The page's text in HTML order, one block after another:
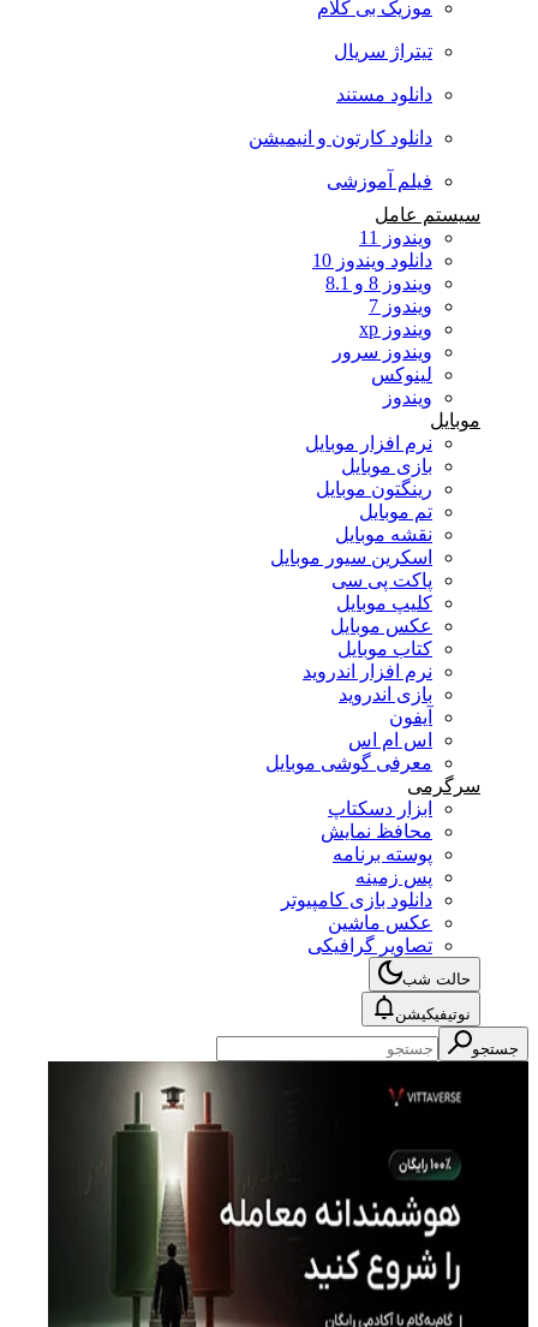
موزیک بی کلام
تیتراژ سریال
دانلود مستند
دانلود کارتون و انیمیشن
فیلم آموزشی
سیستم عامل
ویندوز 11
دانلود ویندوز 10
ویندوز 8 و 8.1
ویندوز 7
ویندوز xp
ویندوز سرور
لینوکس
ویندوز
موبایل
نرم افزار موبایل
بازی موبایل
رینگتون موبایل
تم موبایل
نقشه موبایل
اسکرین سیور موبایل
پاکت پی سی
کلیپ موبایل
عکس موبایل
کتاب موبایل
نرم افزار اندروید
بازی اندروید
آیفون
اس ام اس
معرفی گوشی موبایل
سرگرمی
ابزار دسکتاپ
محافظ نمایش
پوسته برنامه
پس زمینه
دانلود بازی کامپیوتر
عکس ماشین
تصاویر گرافیکی
حالت شب
نوتیفیکیشن
جستجو